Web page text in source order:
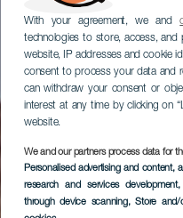
With your agreement, we and
technologies to store, access, and
website, IP addresses and cookie
consent to process your data and
can withdraw your consent or
interest at any time by clicking on
website.
We and our partners process data for
Personalised advertising and content,
research and services development,
through device scanning, Store and/